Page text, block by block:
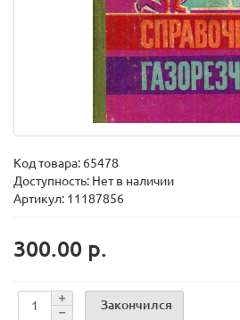
Код товара: 65478
Доступность: Нет в наличии
Артикул: 11187856
300.00 р.
Закончился